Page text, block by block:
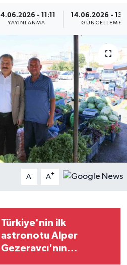
14.06.2026 - 11:11
YAYINLANMA
14.06.2026 -
GÜNCELLEME
A- A+
Türkiye'nin ilk
astronotu Alper
Gezeravcı'nın